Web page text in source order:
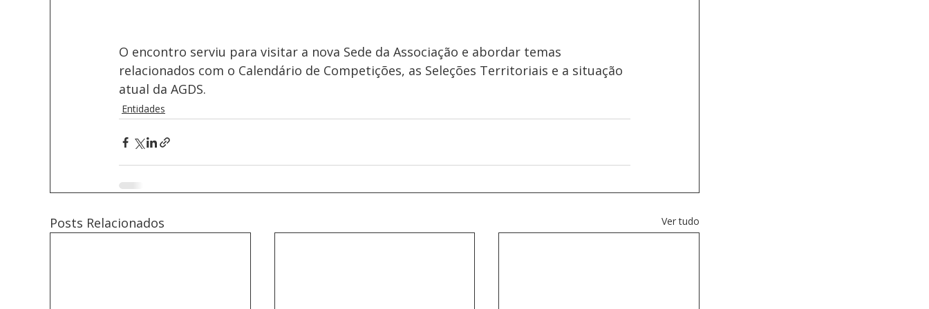
O encontro serviu para visitar a nova Sede da Associação e abordar temas
relacionados com o Calendário de Competições, as Seleções Territoriais e a situação
atual da AGDS.
Entidades
Posts Relacionados Ver tudo